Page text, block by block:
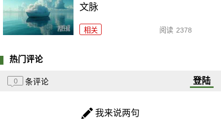
文脉
相关 阅读 2378
热门评论
0 条评论 登陆
我来说两句